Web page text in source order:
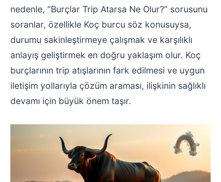
nedenle, “Burçlar Trip Atarsa Ne Olur?” sorusunu
soranlar, özellikle Koç burcu söz konusuysa,
durumu sakinleştirmeye çalışmak ve karşılıklı
anlayış geliştirmek en doğru yaklaşım olur. Koç
burçlarının trip atışlarının fark edilmesi ve uygun
iletişim yollarıyla çözüm araması, ilişkinin sağlıklı
devamı için büyük önem taşır.